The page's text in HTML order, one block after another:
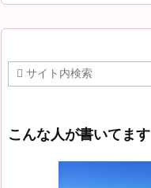
こんな人が書いてます